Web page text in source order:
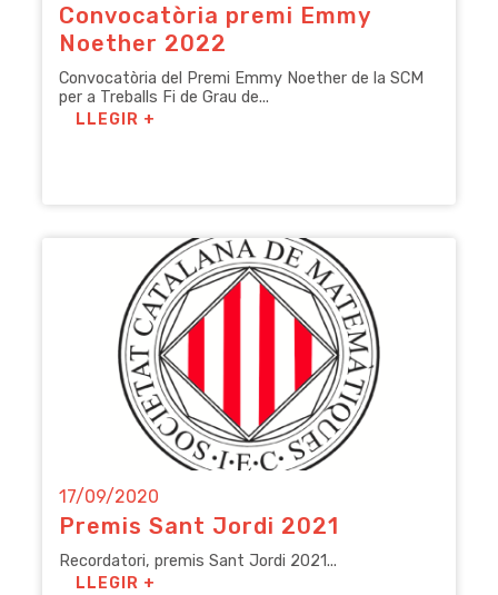
Convocatòria premi Emmy
Noether 2022
Convocatòria del Premi Emmy Noether de la SCM
per a Treballs Fi de Grau de...
LLEGIR +
17/09/2020
Premis Sant Jordi 2021
Recordatori, premis Sant Jordi 2021...
LLEGIR +